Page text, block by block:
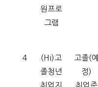
원프로
그램
4
(Hi)고
졸청년
취업지
고졸(예
정)
취업준